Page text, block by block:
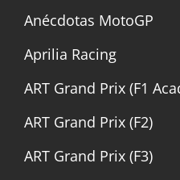
Anécdotas MotoGP
Aprilia Racing
ART Grand Prix (F1
ART Grand Prix (F2)
ART Grand Prix (F3)